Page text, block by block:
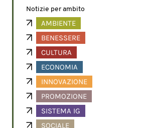
Notizie per ambito
AMBIENTE
BENESSERE
CULTURA
ECONOMIA
INNOVAZIONE
PROMOZIONE
SISTEMA IG
SOCIALE